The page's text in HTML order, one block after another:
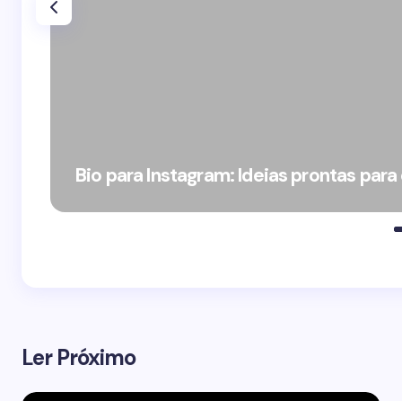
Bio para Instagram: Ideias prontas
Ler Próximo